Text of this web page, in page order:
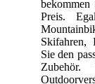
bekommen
Preis.
Skifahren,
Sie den